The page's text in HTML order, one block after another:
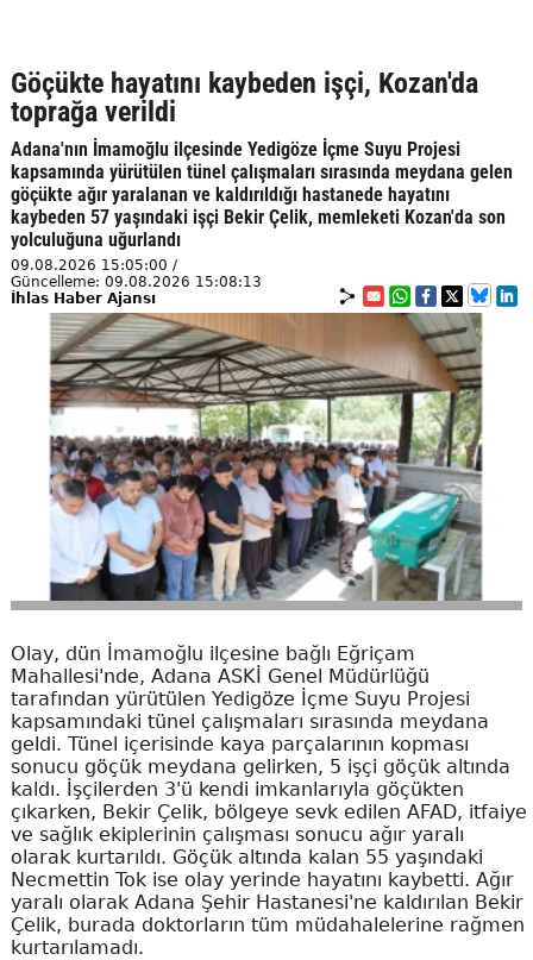
Göçükte hayatını kaybeden işçi, Kozan'da
toprağa verildi
Adana'nın İmamoğlu ilçesinde Yedigöze İçme Suyu Projesi
kapsamında yürütülen tünel çalışmaları sırasında meydana gelen
göçükte ağır yaralanan ve kaldırıldığı hastanede hayatını
kaybeden 57 yaşındaki işçi Bekir Çelik, memleketi Kozan'da son
yolculuğuna uğurlandı
09.08.2026 15:05:00 /
Güncelleme: 09.08.2026 15:08:13
İhlas Haber Ajansı
Olay, dün İmamoğlu ilçesine bağlı Eğriçam
Mahallesi'nde, Adana ASKİ Genel Müdürlüğü
tarafından yürütülen Yedigöze İçme Suyu Projesi
kapsamındaki tünel çalışmaları sırasında meydana
geldi. Tünel içerisinde kaya parçalarının kopması
sonucu göçük meydana gelirken, 5 işçi göçük altında
kaldı. İşçilerden 3'ü kendi imkanlarıyla göçükten
çıkarken, Bekir Çelik, bölgeye sevk edilen AFAD, itfaiye
ve sağlık ekiplerinin çalışması sonucu ağır yaralı
olarak kurtarıldı. Göçük altında kalan 55 yaşındaki
Necmettin Tok ise olay yerinde hayatını kaybetti. Ağır
yaralı olarak Adana Şehir Hastanesi'ne kaldırılan Bekir
Çelik, burada doktorların tüm müdahalelerine rağmen
kurtarılamadı.